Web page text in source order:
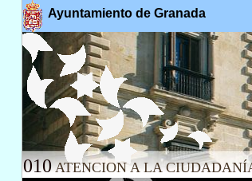
Ayuntamiento de Granada
010 ATENCION A LA